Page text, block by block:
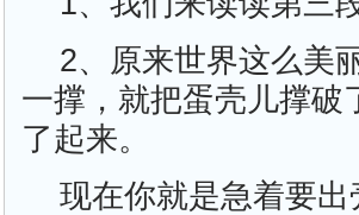
2、原来世界这么美
一撑，就把蛋壳儿撑破
了起来。
现在你就是急着要